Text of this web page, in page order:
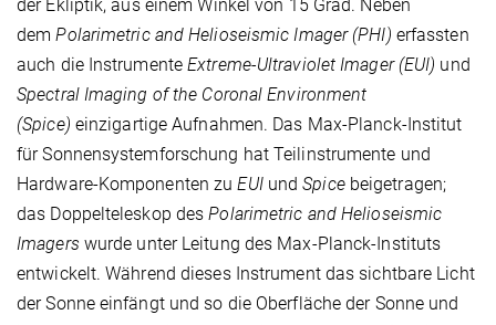
der Ekliptik, aus einem Winkel von 15 Grad. Neben
demPolarimetric and Helioseismic Imager (PHI) erfassten
auch die InstrumenteExtreme-Ultraviolet Imager (EUI) und
Spectral Imaging of the Coronal Environment
(Spice) einzigartige Aufnahmen. Das Max-Planck-Institut
für Sonnensystemforschung hat Teilinstrumente und
Hardware-Komponenten zuEUI undSpice beigetragen;
das Doppelteleskop desPolarimetric and Helioseismic
Imagers wurde unter Leitung des Max-Planck-Instituts
entwickelt. Während dieses Instrument das sichtbare Licht
der Sonne einfängt und so die Oberfläche der Sonne und